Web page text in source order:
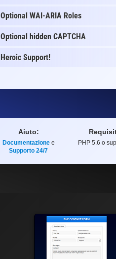
Optional WAI-ARIA Roles
Optional hidden CAPTCHA
Heroic Support!
Aiuto:
Documentazionee
Supporto 24/7
PHP 5.6 o